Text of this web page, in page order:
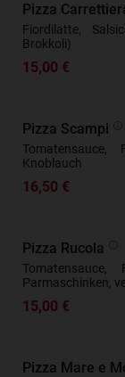
Pizza
Fiordilatte,
Brokkoli)
15,00 €
Pizza Scampi
Tomatensauce,
Knoblauch
16,50 €
Pizza Rucola
Tomatensauce,
Parmaschinken,
15,00 €
Pizza Mare e